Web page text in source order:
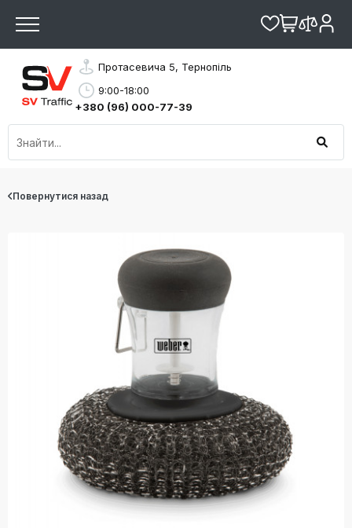
Протасевича 5, Тернопіль
9:00-18:00
+380 (96) 000-77-39
Повернутися назад